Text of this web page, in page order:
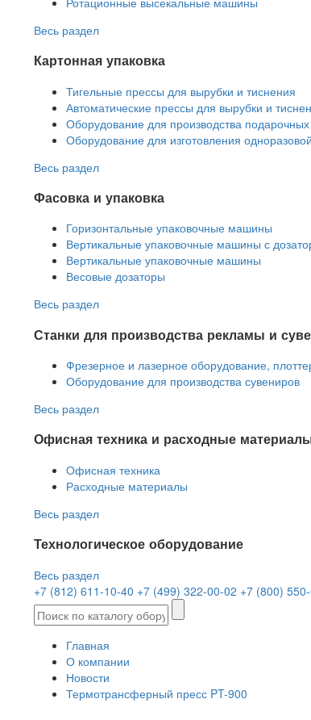
Весь раздел
Картонная упаковка
Тигельные прессы для вырубки и тиснения
Автоматические прессы для вырубки и
Оборудование для производства
Оборудование для изготовления
Весь раздел
Фасовка и упаковка
Горизонтальные упаковочные машины
Вертикальные упаковочные машины с
Вертикальные упаковочные машины
Весовые дозаторы
Весь раздел
Станки для производства рекламы и
Фрезерное и лазерное оборудование,
Оборудование для производства сувениров
Весь раздел
Офисная техника и расходные
Офисная техника
Расходные материалы
Весь раздел
Технологическое оборудование
Весь раздел
+7 (812) 611-10-40 +7 (499) 322-00-02 +7 (800)
Главная
О компании
Новости
Термотрансферный пресс PT-900